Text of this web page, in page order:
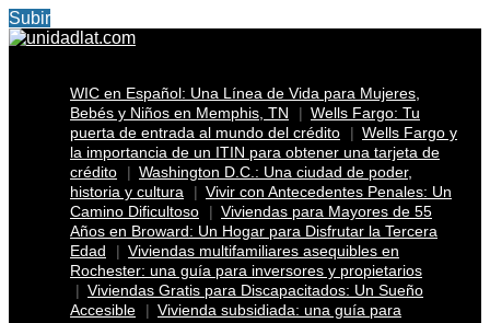
Subir
WIC en Español: Una Línea de Vida para Mujeres,
Bebés y Niños en Memphis, TN
Wells Fargo: Tu
puerta de entrada al mundo del crédito
Wells Fargo y
la importancia de un ITIN para obtener una tarjeta de
crédito
Washington D.C.: Una ciudad de poder,
historia y cultura
Vivir con Antecedentes Penales: Un
Camino Dificultoso
Viviendas para Mayores de 55
Años en Broward: Un Hogar para Disfrutar la Tercera
Edad
Viviendas multifamiliares asequibles en
Rochester: una guía para inversores y propietarios
Viviendas Gratis para Discapacitados: Un Sueño
Accesible
Vivienda subsidiada: una guía para